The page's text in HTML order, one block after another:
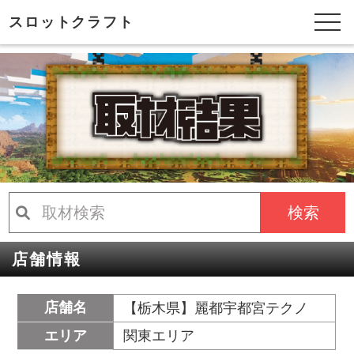
スロットクラフト
検索
店舗情報
店舗名
【栃木県】麗都宇都宮テクノ
エリア
関東エリア